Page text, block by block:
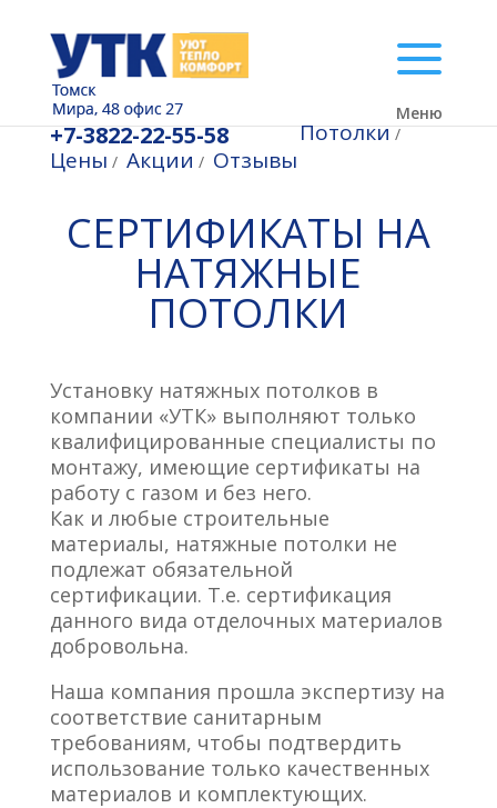
+7-3822-22-55-58 Потолки /
Цены / Акции / Отзывы
Меню
СЕРТИФИКАТЫ НА
НАТЯЖНЫЕ
ПОТОЛКИ
Установку натяжных потолков в
компании «УТК» выполняют только
квалифицированные специалисты по
монтажу, имеющие сертификаты на
работу с газом и без него.
Как и любые строительные
материалы, натяжные потолки не
подлежат обязательной
сертификации. Т.е. сертификация
данного вида отделочных материалов
добровольна.
Наша компания прошла экспертизу на
соответствие санитарным
требованиям, чтобы подтвердить
использование только качественных
материалов и комплектующих.